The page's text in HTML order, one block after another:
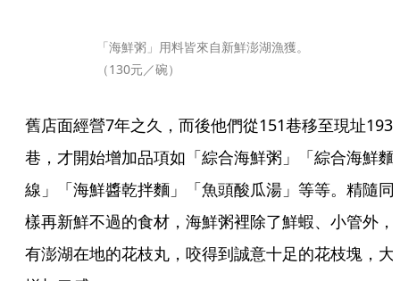
「海鮮粥」用料皆來自新鮮澎湖漁獲。
（130元／碗）
舊店面經營7年之久，而後他們從151巷移至現址193
巷，才開始增加品項如「綜合海鮮粥」「綜合海鮮麵
線」「海鮮醬乾拌麵」「魚頭酸瓜湯」等等。精隨同
樣再新鮮不過的食材，海鮮粥裡除了鮮蝦、小管外，
有澎湖在地的花枝丸，咬得到誠意十足的花枝塊，大